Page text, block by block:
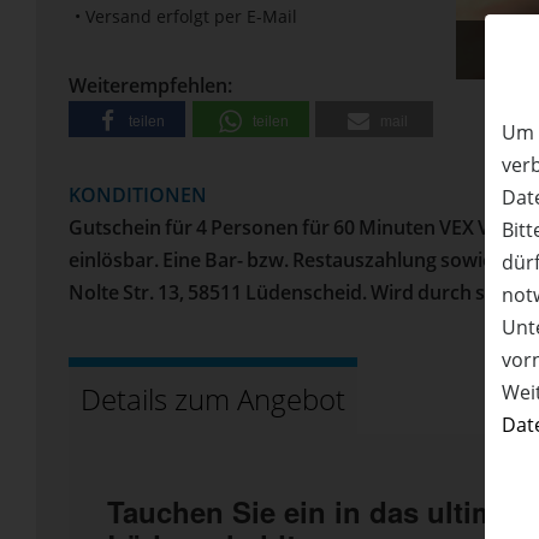
• Versand erfolgt per E-Mail
Weiterempfehlen:
teilen teilen
KONDITIONEN
Gutschein für 4 Personen für 60 Minuten VEX
einlösbar. Eine Bar- bzw. Restauszahlung sowie
Nolte Str. 13, 58511 Lüdenscheid. Wird durch
Details zum Angebot
Tauchen Sie ein in das